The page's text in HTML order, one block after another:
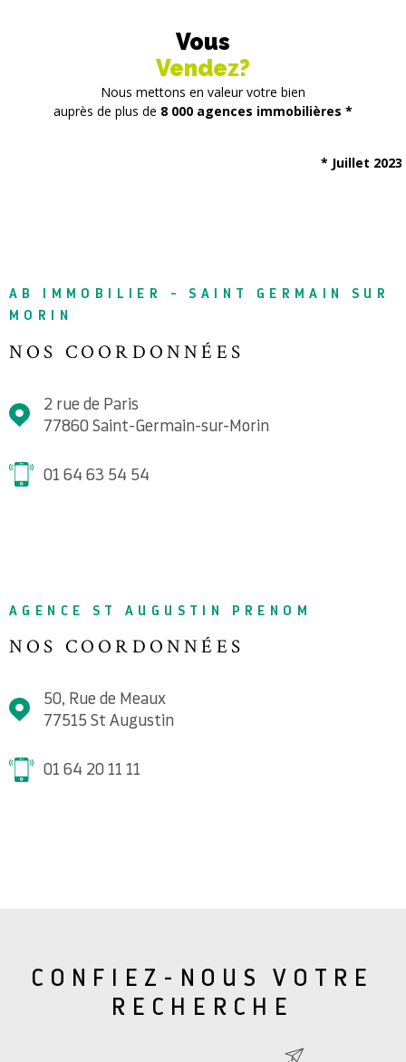
Vous
Vendez?
Nous mettons en valeur votre bien
auprès de plus de 8 000 agences immobilières *
* Juillet 2023
AB IMMOBILIER - SAINT GERMAIN SUR
MORIN
NOS COORDONNÉES
2 rue de Paris
77860
Saint-Germain-sur-Morin
01 64 63 54 54
AGENCE ST AUGUSTIN PRENOM
NOS COORDONNÉES
50, Rue de Meaux
77515
St Augustin
01 64 20 11 11
CONFIEZ-NOUS VOTRE
RECHERCHE